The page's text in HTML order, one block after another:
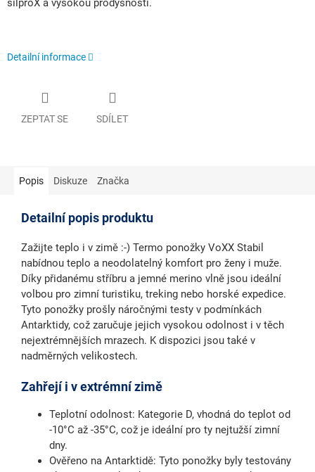
silproX a vysokou prodyšností.
Detailní informace
ZEPTAT SE SDÍLET
Popis Diskuze Značka
Detailní popis produktu
Zažijte teplo i v zimě :-) Termo ponožky VoXX Stabil
nabídnou teplo a neodolatelný komfort pro ženy i muže.
Díky přidanému stříbru a jemné merino vlně jsou ideální
volbou pro zimní turistiku, treking nebo horské expedice.
Tyto ponožky prošly náročnými testy v podmínkách
Antarktidy, což zaručuje jejich vysokou odolnost i v těch
nejextrémnějších mrazech. K dispozici jsou také v
nadměrných velikostech.
Zahřejí i v extrémní zimě
Teplotní odolnost: Kategorie D, vhodná do teplot od
-10°C až -35°C, což je ideální pro ty nejtužší zimní
dny.
Ověřeno na Antarktidě: Tyto ponožky byly testovány